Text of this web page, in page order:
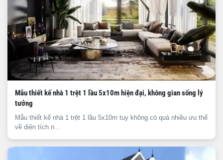
Mẫu thiết kế nhà 1 trệt 1 lầu 5x10m hiện đại, không gian sống lý
tưởng
Mẫu thiết kế nhà 1 trệt 1 lầu 5x10m tuy không có quá nhiều ưu thế
về diện tích n...